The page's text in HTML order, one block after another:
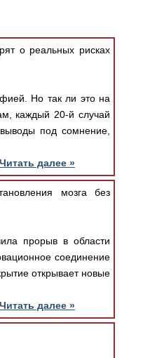
о реальных рисках
Но так ли это на
каждый 20-й случай
под сомнение,
Читать далее »
мозга без
прорыв в области
соединение
открывает новые
Читать далее »